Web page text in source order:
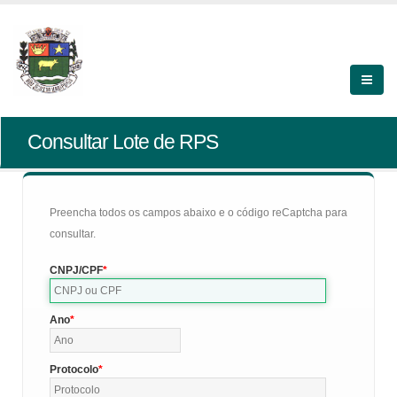
Consultar Lote de RPS
Preencha todos os campos abaixo e o código reCaptcha para
consultar.
CNPJ/CPF
Ano
Protocolo